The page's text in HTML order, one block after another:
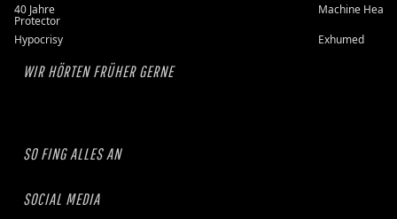
40 Jahre
Protector
Machine Head
Hypocrisy
Exhumed
WIR HÖRTEN FRÜHER GERNE
SO FING ALLES AN
SOCIAL MEDIA